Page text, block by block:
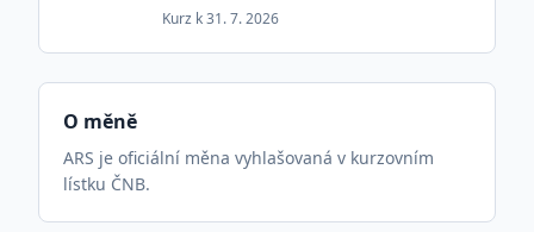
Kurz k31. 7. 2026
O měně
ARS je oficiální měna vyhlašovaná v kurzovním
lístku ČNB.